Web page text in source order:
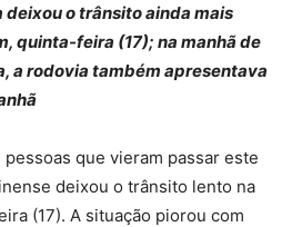
deixou o trânsito ainda mais
quinta-feira (17); na manhã de
a rodovia também apresentava
que vieram passar este
deixou o trânsito lento na
(17). A situação piorou com